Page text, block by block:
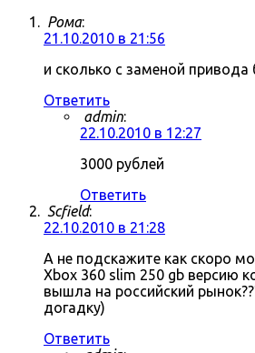
Рома:
21.10.2010 в 21:56
и сколько с заменой привода
Ответить
admin:
22.10.2010 в 12:27
3000 рублей
Ответить
Scfield:
22.10.2010 в 21:28
А не подскажите как скоро
Xbox 360 slim 250 gb версию
вышла на российский
догадку)
Ответить